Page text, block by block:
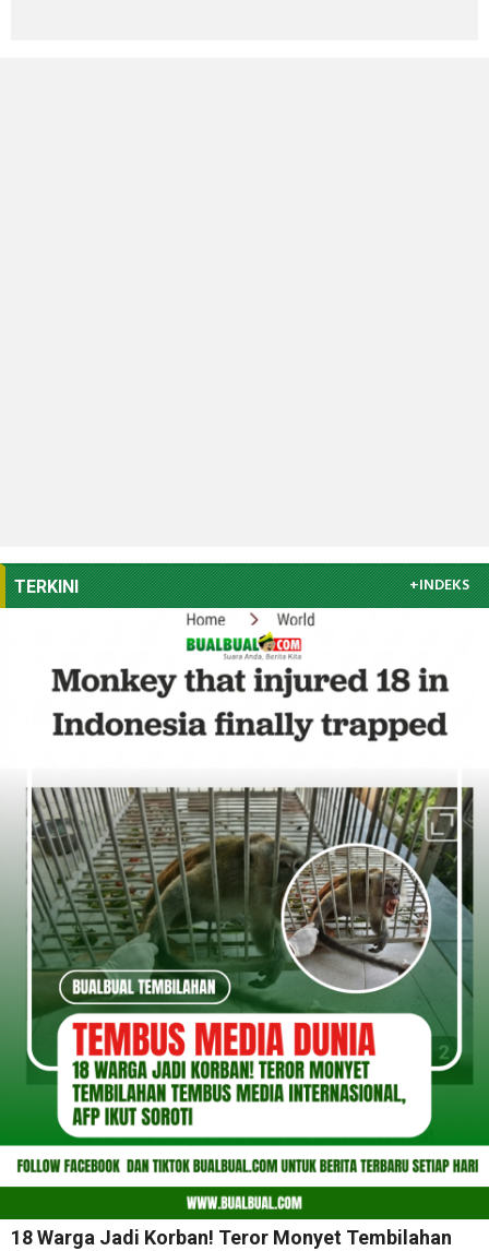
TERKINI +INDEKS
18 Warga Jadi Korban! Teror Monyet Tembilahan